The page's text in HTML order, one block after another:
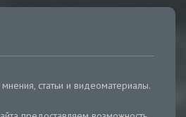
статьи и видеоматериалы.